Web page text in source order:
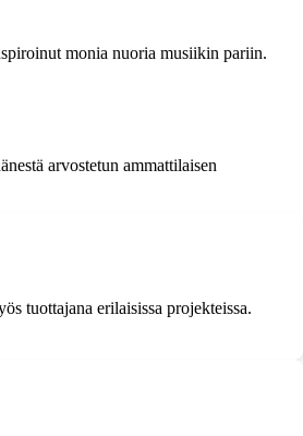
monia nuoria musiikin pariin.
arvostetun ammattilaisen
tuottajana erilaisissa projekteissa.